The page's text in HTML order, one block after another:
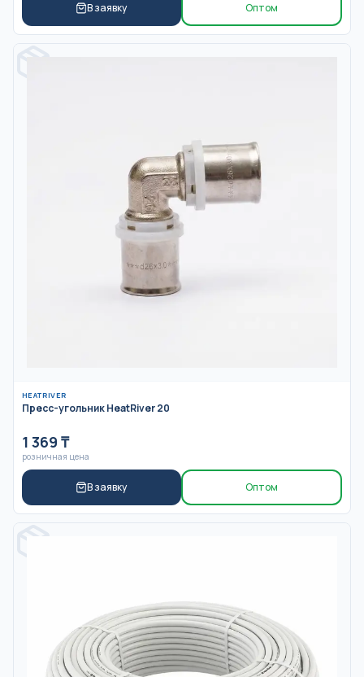
В заявку Оптом
HEATRIVER
Пресс-угольник HeatRiver 20
1 369 ₸
розничная цена
В заявку Оптом